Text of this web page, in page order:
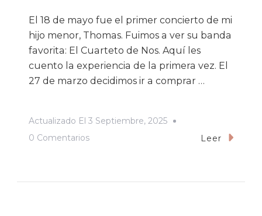
El 18 de mayo fue el primer concierto de mi
hijo menor, Thomas. Fuimos a ver su banda
favorita: El Cuarteto de Nos. Aquí les
cuento la experiencia de la primera vez. El
27 de marzo decidimos ir a comprar …
Actualizado El 3 Septiembre, 2025
0 ComentariosEn
Leer